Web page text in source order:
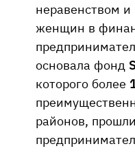
неравенством и
женщин в
основала фонд
которого более
районов,